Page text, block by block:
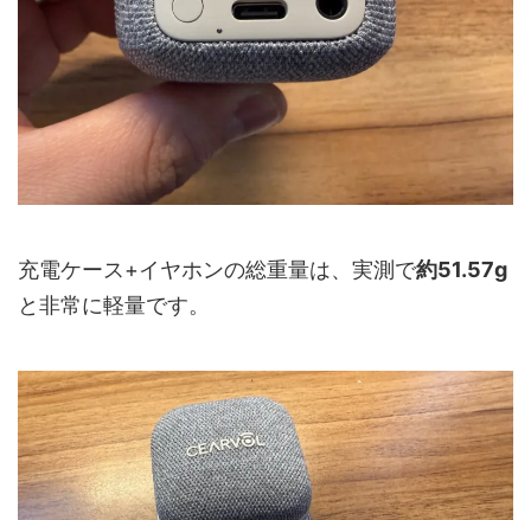
充電ケース+イヤホンの総重量は、実測で約51.57g
と非常に軽量です。